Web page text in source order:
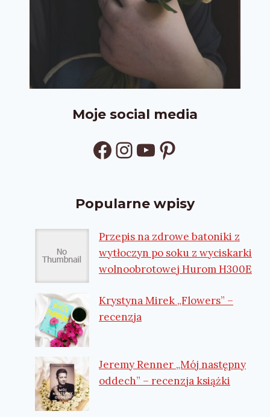
Moje social media
Facebook
Instagram
YouTube
Pinterest
Popularne wpisy
Przepis na zdrowe batoniki z
wytłoczyn po soku z wyciskarki
wolnoobrotowej Hurom H300E
Krystyna Mirek „Flowers” –
recenzja
Jeremy Renner „Mój następny
oddech” – recenzja książki